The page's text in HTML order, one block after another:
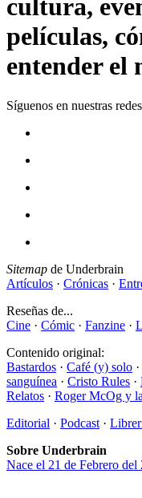
cultura,
películas,
entender el
Síguenos en nuestras
Sitemap de Underbrain
Artículos · Crónicas ·
Reseñas de...
Cine · Cómic · Fanzine ·
Contenido original:
Bastardos · Café (y) solo ·
sanguínea · Cristo Rules ·
Relatos · Roger McOg y
Editorial · Podcast ·
Sobre Underbrain
Nace el 21 de Febrero del